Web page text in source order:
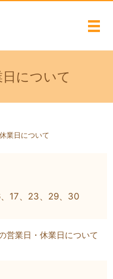
メ
について
業日について
、17、23、29、30
営業日・休業日について